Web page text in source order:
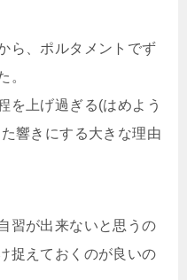
ら、ポルタメントでず
。
を上げ過ぎる(はめよう
響きにする大きな理由
習が出来ないと思うの
捉えておくのが良いの